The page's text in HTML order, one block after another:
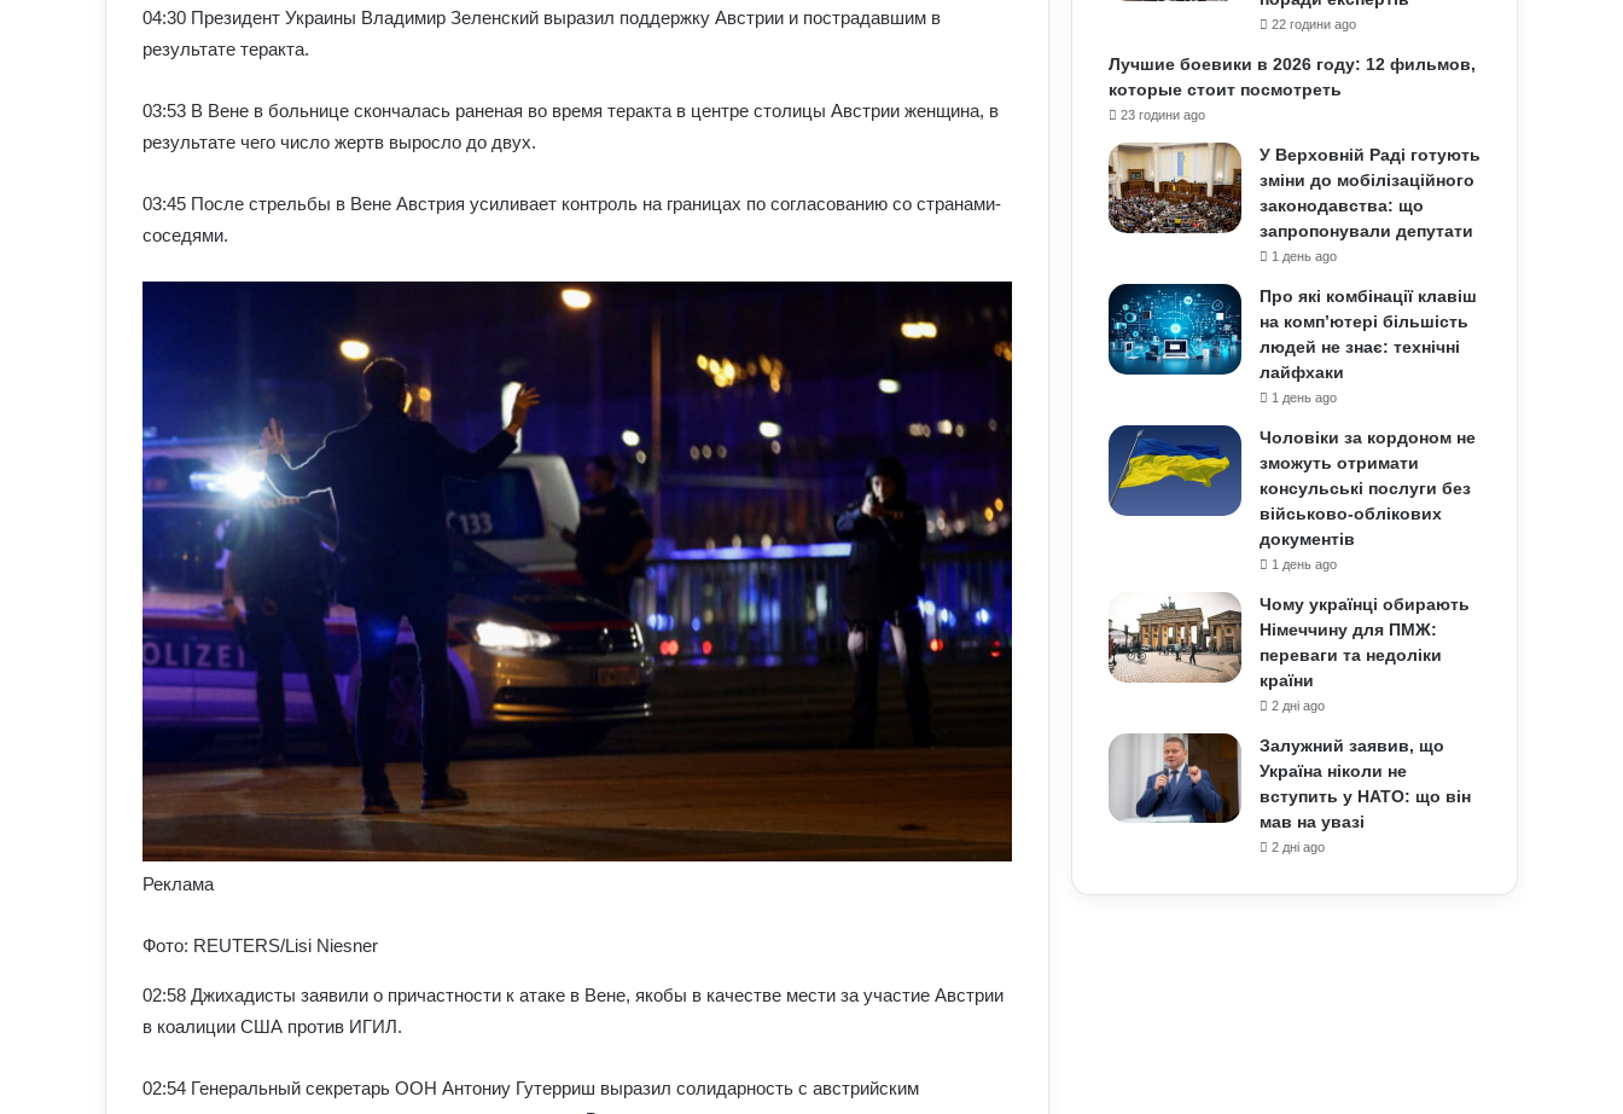
04:30 Президент Украины Владимир Зеленский выразил поддержку Австрии и пострадавшим в
результате теракта.
03:53 В Вене в больнице скончалась раненая во время теракта в центре столицы Австрии женщина, в
результате чего число жертв выросло до двух.
03:45 После стрельбы в Вене Австрия усиливает контроль на границах по согласованию со странами-
соседями.
Реклама
Фото: REUTERS/Lisi Niesner
02:58 Джихадисты заявили о причастности к атаке в Вене, якобы в качестве мести за участие Австрии
в коалиции США против ИГИЛ.
02:54 Генеральный секретарь ООН Антониу Гутерриш выразил солидарность с австрийским
22 години ago
Лучшие боевики в 2026 году: 12 фильмов,
которые стоит посмотреть
23 години ago
У Верховній Раді готують
зміни до мобілізаційного
законодавства: що
запропонували депутати
1 день ago
Про які комбінації клавіш
на комп’ютері більшість
людей не знає: технічні
лайфхаки
1 день ago
Чоловіки за кордоном не
зможуть отримати
консульські послуги без
військово-облікових
документів
1 день ago
Чому українці обирають
Німеччину для ПМЖ:
переваги та недоліки
країни
2 дні ago
Залужний заявив, що
Україна ніколи не
вступить у НАТО: що він
мав на увазі
2 дні ago